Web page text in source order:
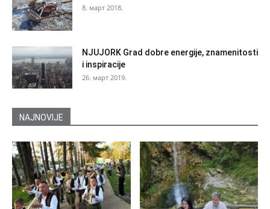
8. март 2018.
NJUJORK Grad dobre energije, znamenitosti
i inspiracije
26. март 2019.
NAJNOVIJE